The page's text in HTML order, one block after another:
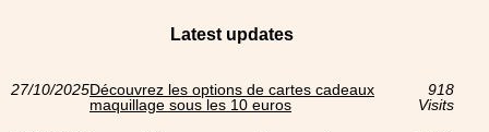
Latest updates
27/10/2025Découvrez les options de cartes cadeaux
maquillage sous les 10 euros
918
Visits